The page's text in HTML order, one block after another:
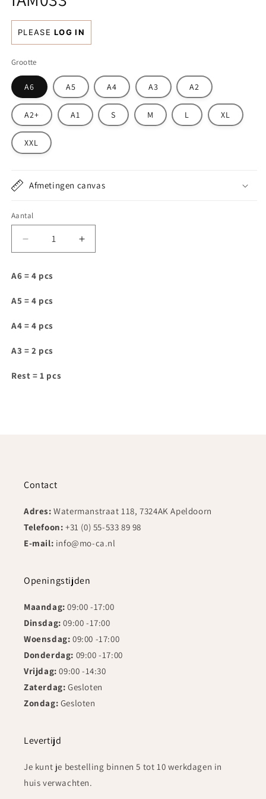
Normale
prijs
PLEASELOG IN
Grootte
A6 A5 A4 A3 A2
A2+ A1 S M L XL
XXL
Afmetingen canvas
Aantal
Aantal
verlagen
IAM033
Aantal
verhogen
A6 = 4 pcs
A5 = 4 pcs
A4 = 4 pcs
A3 = 2 pcs
Rest = 1 pcs
Contact
Adres:Watermanstraat 118, 7324AK Apeldoorn
Telefoon: +31 (0) 55-533 89 98
E-mail: info@mo-ca.nl
Openingstijden
Maandag: 09:00 -17:00
Dinsdag:09:00 -17:00
Woensdag: 09:00 -17:00
Donderdag: 09:00 -17:00
Vrijdag: 09:00 -14:30
Zaterdag: Gesloten
Zondag: Gesloten
Levertijd
Je kunt je bestelling binnen 5 tot 10 werkdagen in
huis verwachten.